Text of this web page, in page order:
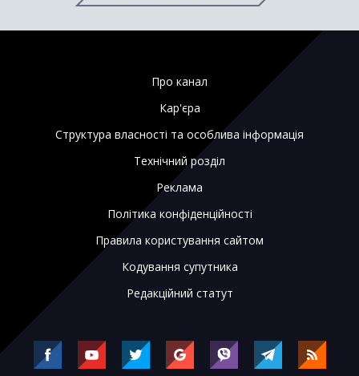
Про канал
Кар'єра
Структура власності та особлива інформація
Технічний розділ
Реклама
Політика конфіденційності
Правила користування сайтом
Кодування супутника
Редакційний статут